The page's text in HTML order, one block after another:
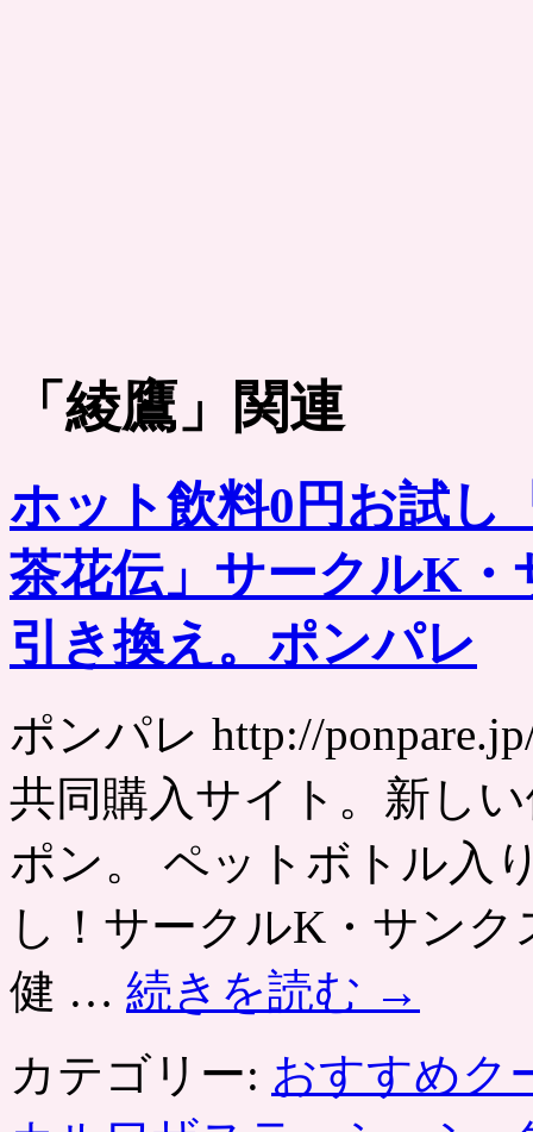
「 綾鷹 」関連
ホット飲料0円お試し
茶花伝」サークルK
引き換え。ポンパレ
ポンパレ http://
共同購入サイト。新し
ポン。 ペットボトル入
し！サークルK・サン
健 … 続きを読む →
カテゴリー: おすすめク